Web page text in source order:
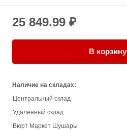
25 849.99 ₽
В корзину
Наличие на складах:
Центральный склад
Удаленный склад
Вюрт Маркет Шушары